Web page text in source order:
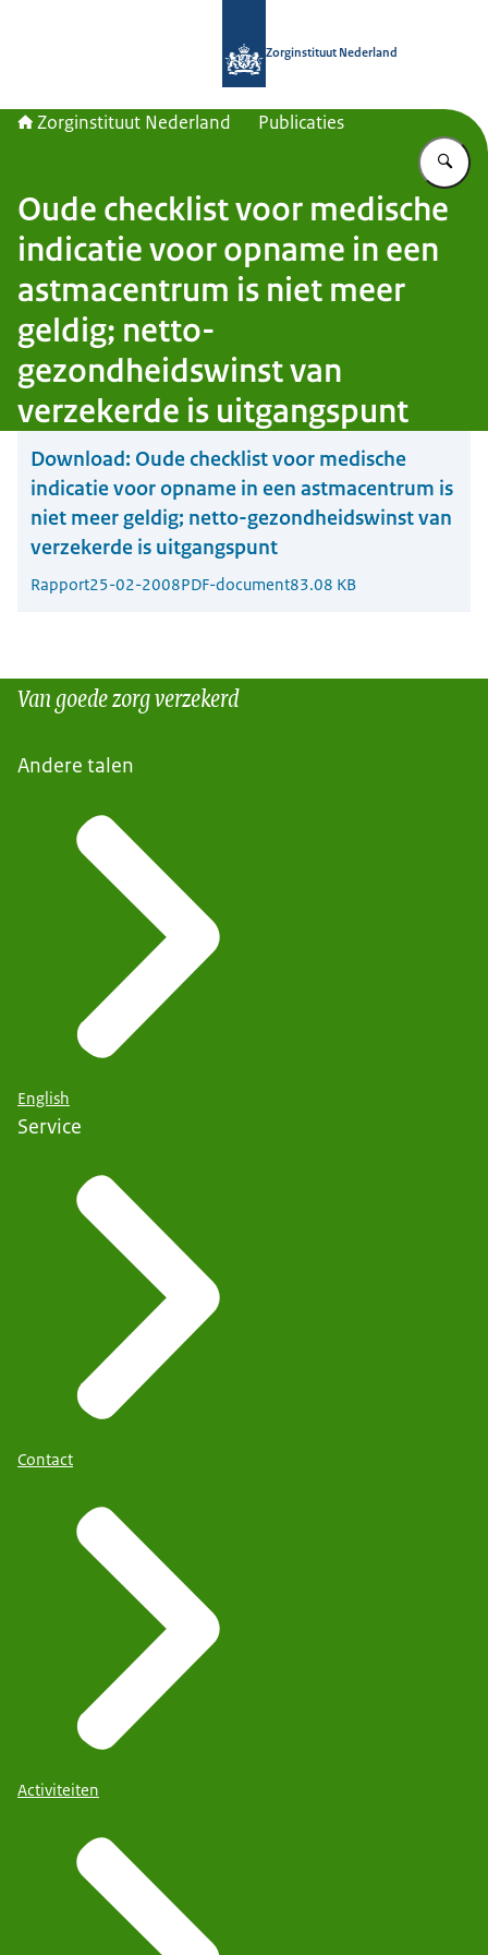
Zorginstituut Nederland
Zorginstituut Nederland Publicaties
Oude checklist voor medische
indicatie voor opname in een
astmacentrum is niet meer
geldig; netto-
gezondheidswinst van
verzekerde is uitgangspunt
Download: Oude checklist voor medische
indicatie voor opname in een astmacentrum is
niet meer geldig; netto-gezondheidswinst van
verzekerde is uitgangspunt
Rapport25-02-2008PDF-document83.08 KB
Van goede zorg verzekerd
Andere talen
English
Service
Contact
Activiteiten